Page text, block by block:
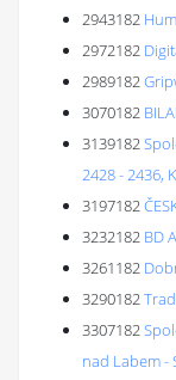
2943182
2972182
2989182
3070182
3139182
2428 - 2436,
3197182
3232182 BD
3261182
3290182
3307182
nad Labem -